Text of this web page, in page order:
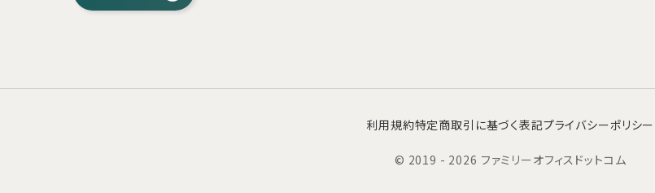
利用規約特定商取引に基づく表記プライバシーポリシー
© 2019 - 2026 ファミリーオフィスドットコム